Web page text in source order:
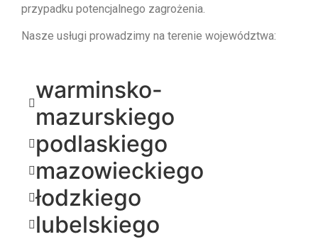
przypadku potencjalnego zagrożenia.
Nasze usługi prowadzimy na terenie województwa:
warminsko-
mazurskiego
podlaskiego
mazowieckiego
łodzkiego
lubelskiego